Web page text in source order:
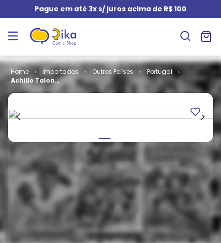
Pague em até 3x s/ juros acima de R$ 100
Importados Outros Países
Portugal
Achille Talon -
O Homem de
Amigos